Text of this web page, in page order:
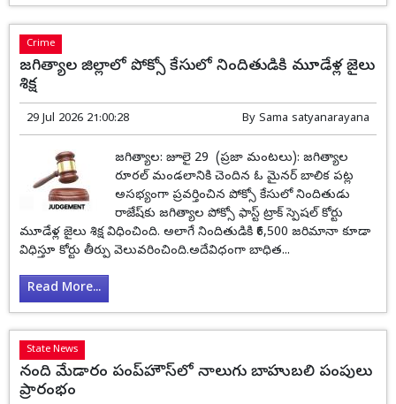
Crime
జగిత్యాల జిల్లాలో పోక్సో కేసులో నిందితుడికి మూడేళ్ల జైలు
శిక్ష
29 Jul 2026 21:00:28 By Sama satyanarayana
జగిత్యాల: జూలై 29 (ప్రజా మంటలు): జగిత్యాల
రూరల్ మండలానికి చెందిన ఓ మైనర్ బాలిక పట్ల
అసభ్యంగా ప్రవర్తించిన పోక్సో కేసులో నిందితుడు
రాజేష్‌కు జగిత్యాల పోక్సో ఫాస్ట్ ట్రాక్ స్పెషల్ కోర్టు
మూడేళ్ల జైలు శిక్ష విధించింది. అలాగే నిందితుడికి ₹6,500 జరిమానా కూడా
విధిస్తూ కోర్టు తీర్పు వెలువరించింది.అదేవిధంగా బాధిత...
Read More...
State News
నంది మేడారం పంప్‌హౌస్‌లో నాలుగు బాహుబలి పంపులు
ప్రారంభం